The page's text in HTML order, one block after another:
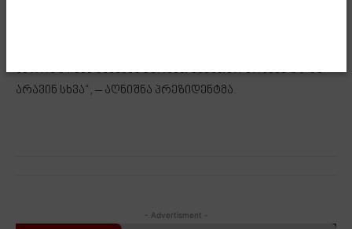
სწორედ ჩვენ განვსაზღვრავთ საკუთარ მომავალს და
არავინ სხვა“, – აღნიშნა პრეზიდენტმა.
- Advertisment -